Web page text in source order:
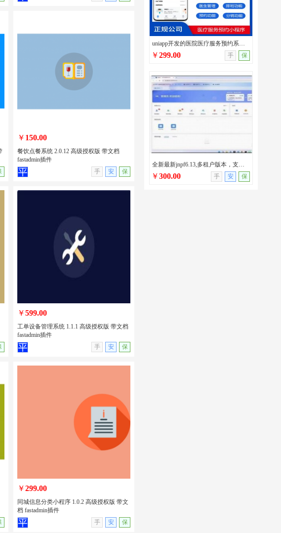
微凌客MES系统 1.0.1 高级授权版 带文
档 fastadmin插件
无演示
餐饮点餐系统 2.0.12 高级授权版 带文档
无演示
￥ 150.00
餐饮点餐系统 2.0.12 高级授权版 带文档
fastadmin插件
手
安 保
工单设备管理系统 1.1.1 高级授权版 带
无演示
￥599.00
工单设备管理系统 1.1.1 高级授权版 带文档
fastadmin插件
手
安 保
￥299.00
同城信息分类小程序 1.0.2 高级授权版 带文
档 fastadmin插件
手
安 保
uniapp开发的医院医疗服务预约系统源码/口腔医院/宠物医院/中医馆/服务行业预约管理系统
￥299.00 手 保
全新最新jnpf6.13,多租户版本，支持AI/netcore版本/jnpf最新版本
￥300.00 手 安 保